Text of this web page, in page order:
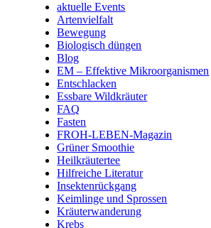
aktuelle Events
Artenvielfalt
Bewegung
Biologisch düngen
Blog
EM – Effektive Mikroorganismen
Entschlacken
Essbare Wildkräuter
FAQ
Fasten
FROH-LEBEN-Magazin
Grüner Smoothie
Heilkräutertee
Hilfreiche Literatur
Insektenrückgang
Keimlinge und Sprossen
Kräuterwanderung
Krebs